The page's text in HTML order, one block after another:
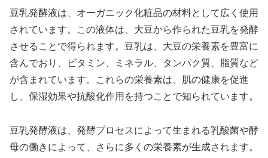
豆乳発酵液は、オーガニック化粧品の材料として広く使用
されています。この液体は、大豆から作られた豆乳を発酵
させることで得られます。豆乳は、大豆の栄養素を豊富に
含んでおり、ビタミン、ミネラル、タンパク質、脂質など
が含まれています。これらの栄養素は、肌の健康を促進
し、保湿効果や抗酸化作用を持つことで知られています。
豆乳発酵液は、発酵プロセスによって生まれる乳酸菌や酵
母の働きによって、さらに多くの栄養素が生成されます。